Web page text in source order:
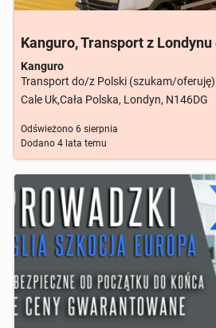
Kanguro, Transport z
Kanguro
Transport do/z Polski (szukam/oferuję)
Cale Uk,Cała Polska, Londyn, N146DG
Odświeżono 6 sierpnia
Dodano 4 lata temu